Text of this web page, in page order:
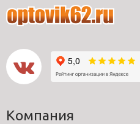
Компания